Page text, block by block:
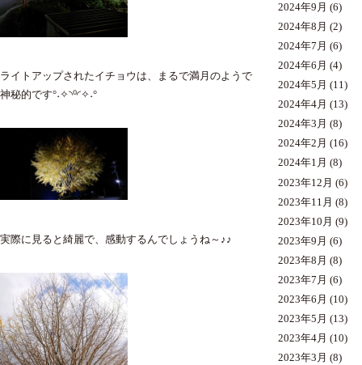
ライトアップされたイチョウは、まるで満月のようで
神秘的です°˖✧◝⁰◜✧˖°
実際に見ると綺麗で、感動するんでしょうね～♪♪
2024年9月 (6)
2024年8月 (2)
2024年7月 (6)
2024年6月 (4)
2024年5月 (11)
2024年4月 (13)
2024年3月 (8)
2024年2月 (16)
2024年1月 (8)
2023年12月 (6)
2023年11月 (8)
2023年10月 (9)
2023年9月 (6)
2023年8月 (8)
2023年7月 (6)
2023年6月 (10)
2023年5月 (13)
2023年4月 (10)
2023年3月 (8)